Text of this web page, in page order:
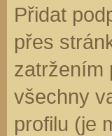
Přidat
přes
zatržením
všechny
profilu (je